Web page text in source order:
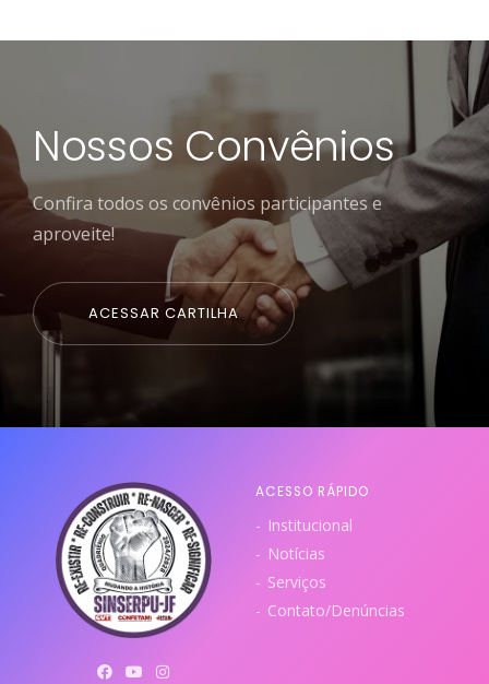
Nossos Convênios
Confira todos os convênios participantes e
aproveite!
ACESSAR CARTILHA
ACESSO RÁPIDO
Institucional
Notícias
Serviços
Contato/Denúncias